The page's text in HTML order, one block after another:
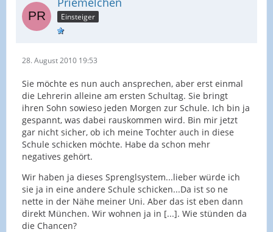
Einsteiger
28. August 2010 19:53
Sie möchte es nun auch ansprechen, aber erst einmal
die Lehrerin alleine am ersten Schultag. Sie bringt
ihren Sohn sowieso jeden Morgen zur Schule. Ich bin ja
gespannt, was dabei rauskommen wird. Bin mir jetzt
gar nicht sicher, ob ich meine Tochter auch in diese
Schule schicken möchte. Habe da schon mehr
negatives gehört.
Wir haben ja dieses Sprenglsystem...lieber würde ich
sie ja in eine andere Schule schicken...Da ist so ne
nette in der Nähe meiner Uni. Aber das ist eben dann
direkt München. Wir wohnen ja in [...]. Wie stünden da
die Chancen?